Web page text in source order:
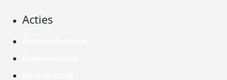
Acties